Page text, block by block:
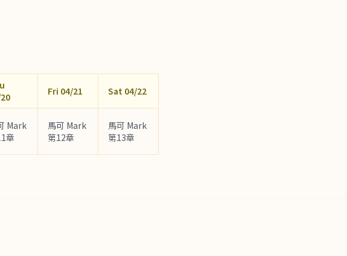
Fri 04/21 Sat 04/22
Mark
章
馬可 Mark
第12章
馬可 Mark
第13章